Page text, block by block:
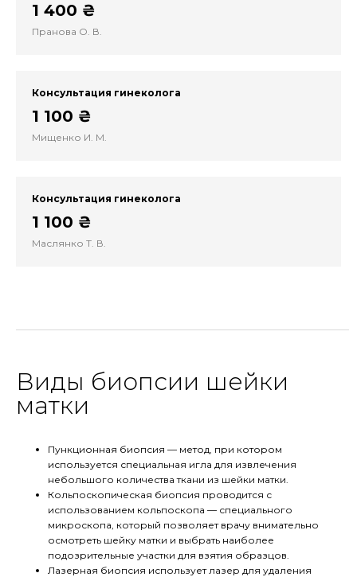
1 400 ₴
Пранова О. В.
Консультация гинеколога
1 100 ₴
Мищенко И. М.
Консультация гинеколога
1 100 ₴
Маслянко Т. В.
Виды биопсии шейки
матки
Пункционная биопсия — метод, при котором
используется специальная игла для извлечения
небольшого количества ткани из шейки матки.
Кольпоскопическая биопсия проводится с
использованием кольпоскопа — специального
микроскопа, который позволяет врачу внимательно
осмотреть шейку матки и выбрать наиболее
подозрительные участки для взятия образцов.
Лазерная биопсия использует лазер для удаления